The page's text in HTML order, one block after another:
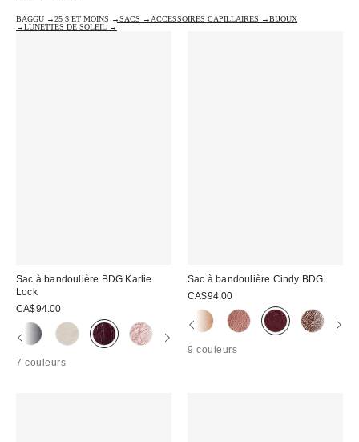
BAGGU →25 $ ET MOINS →SACS → ACCESSOIRES CAPILLAIRES →BIJOUX
→LUNETTES DE SOLEIL →
Sac à bandoulière BDG Karlie
Lock
CA$94.00
7 couleurs
Sac à bandoulière Cindy BDG
CA$94.00
9 couleurs